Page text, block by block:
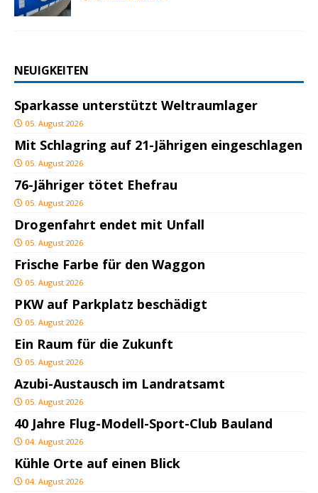
NEUIGKEITEN
Sparkasse unterstützt Weltraumlager
05. August 2026
Mit Schlagring auf 21-Jährigen eingeschlagen
05. August 2026
76-Jähriger tötet Ehefrau
05. August 2026
Drogenfahrt endet mit Unfall
05. August 2026
Frische Farbe für den Waggon
05. August 2026
PKW auf Parkplatz beschädigt
05. August 2026
Ein Raum für die Zukunft
05. August 2026
Azubi-Austausch im Landratsamt
05. August 2026
40 Jahre Flug-Modell-Sport-Club Bauland
04. August 2026
Kühle Orte auf einen Blick
04. August 2026